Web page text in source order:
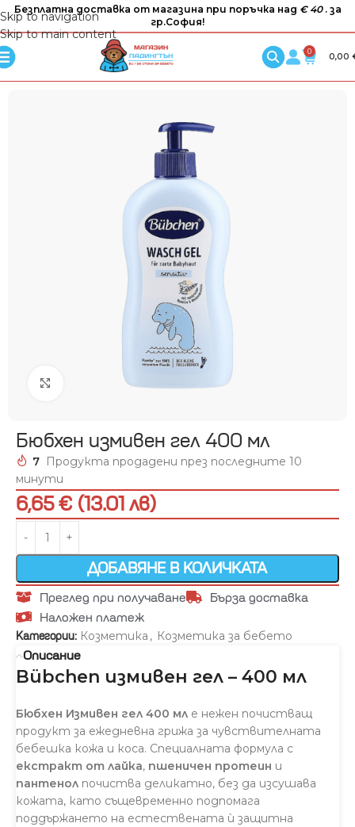
Skip to navigation
Skip to main content
Безплатна доставка от магазина при поръчка над € 40 . за
гр.София!
0
0,00
Бюбхен измивен гел 400 мл
7 Продукта продадени през последните 10
минути
6,65 € (13.01 лв)
ДОБАВЯНЕ В КОЛИЧКАТА
Преглед при получаване
Бърза доставка
Наложен платеж
Категории: Козметика , Козметика за бебето
Описание
Bübchen измивен гел – 400 мл
Бюбхен Измивен гел 400 мл е нежен почистващ
продукт за ежедневна грижа за чувствителната
бебешка кожа и коса. Специалната формула с
екстракт от лайка, пшеничен протеин и
пантенол почиства деликатно, без да изсушава
кожата, като същевременно подпомага
поддържането на естествената ѝ защитна